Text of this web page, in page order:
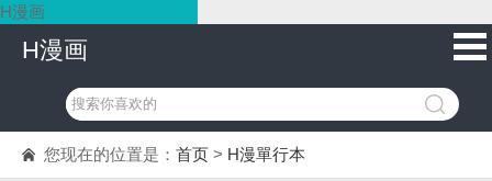
H漫画
H漫画
您现在的位置是： 首页 > H漫單行本